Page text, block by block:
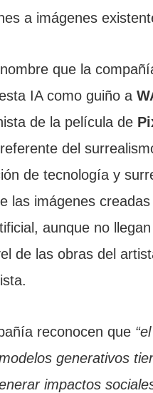
a imágenes
que la
IA como guiño a
de la película de
del
de tecnología y
las imágenes
aunque no
de las obras del
reconocen que
generativos
impactos